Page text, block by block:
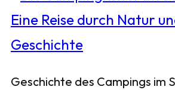
Geschichte des Campings im